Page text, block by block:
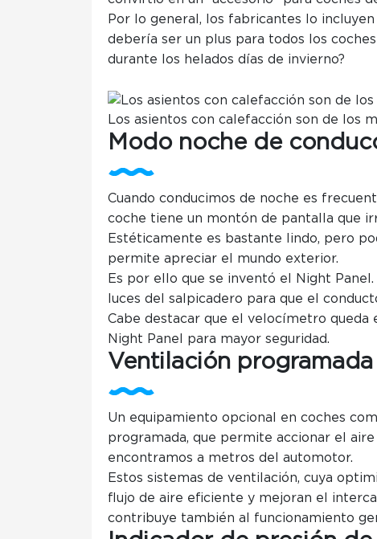
Por lo general, los fabricantes lo
debería ser un plus para todos los
durante los helados días de invierno?
Los asientos con calefacción son de los
Modo noche de
Cuando conducimos de noche es
coche tiene un montón de pantalla que
Estéticamente es bastante lindo, pero
permite apreciar el mundo exterior.
Es por ello que se inventó el Night
luces del salpicadero para que el
Cabe destacar que el velocímetro queda
Night Panel para mayor seguridad.
Ventilación programada
Un equipamiento opcional en coches
programada, que permite accionar el
encontramos a metros del automotor.
Estos sistemas de ventilación, cuya
flujo de aire eficiente y mejoran el
contribuye también al funcionamiento